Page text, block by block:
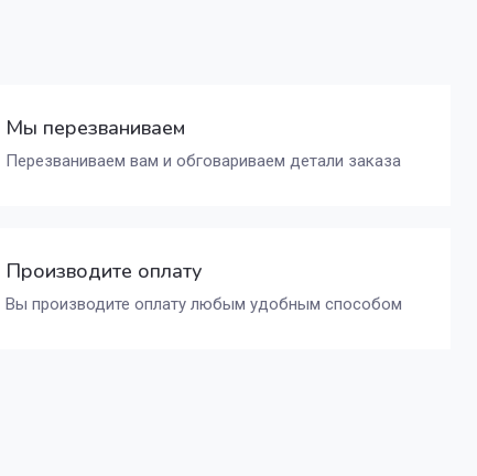
Мы перезваниваем
Перезваниваем вам и обговариваем детали заказа
Производите оплату
Вы производите оплату любым удобным способом